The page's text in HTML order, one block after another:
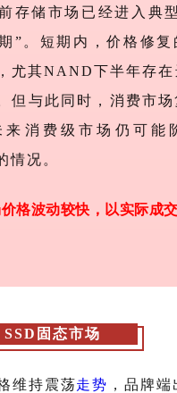
存储市场已经进入典
”。短期内，价格修复
尤其NAND下半年存在
但与此同时，消费市场
来消费级市场仍可能
情况。
格波动较快，以实际成
SSD固态市场
维持震荡走势 ，品牌